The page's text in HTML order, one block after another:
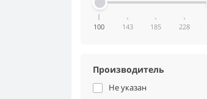
100 143 185 228
Производитель
Не указан